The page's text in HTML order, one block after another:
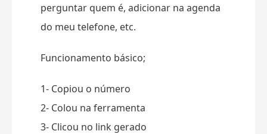
perguntar quem é, adicionar na agenda
do meu telefone, etc.
Funcionamento básico;
1- Copiou o número
2- Colou na ferramenta
3- Clicou no link gerado